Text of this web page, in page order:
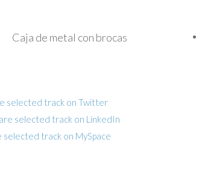
Caja de metal con brocas